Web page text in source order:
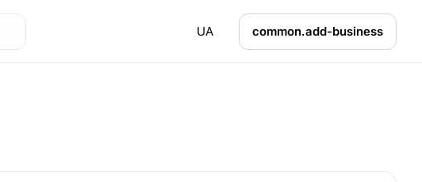
UA common.add-business